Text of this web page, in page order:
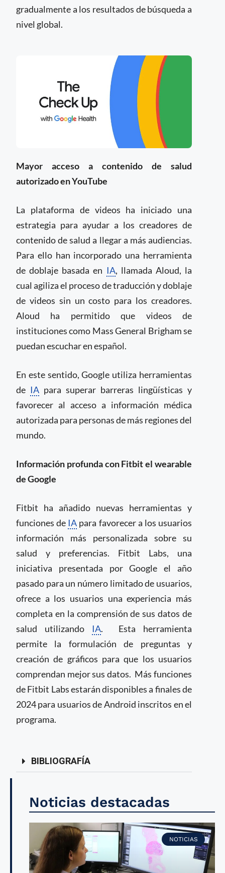
gradualmente a los resultados de búsqueda a
nivel global.
Mayor acceso a contenido de salud
autorizado en YouTube
La plataforma de videos ha iniciado una
estrategia para ayudar a los creadores de
contenido de salud a llegar a más audiencias.
Para ello han incorporado una herramienta
de doblaje basada en IA, llamada Aloud, la
cual agiliza el proceso de traducción y doblaje
de videos sin un costo para los creadores.
Aloud ha permitido que videos de
instituciones como Mass General Brigham se
puedan escuchar en español.
En este sentido, Google utiliza herramientas
de IA para superar barreras lingüísticas y
favorecer al acceso a información médica
autorizada para personas de más regiones del
mundo.
Información profunda con Fitbit el wearable
de Google
Fitbit ha añadido nuevas herramientas y
funciones de IA para favorecer a los usuarios
información más personalizada sobre su
salud y preferencias. Fitbit Labs, una
iniciativa presentada por Google el año
pasado para un número limitado de usuarios,
ofrece a los usuarios una experiencia más
completa en la comprensión de sus datos de
salud utilizando IA.
Esta herramienta
permite la formulación de preguntas y
creación de gráficos para que los usuarios
comprendan mejor sus datos. Más funciones
de Fitbit Labs estarán disponibles a finales de
2024 para usuarios de Android inscritos en el
programa.
BIBLIOGRAFÍA
Noticias destacadas
NOTICIAS